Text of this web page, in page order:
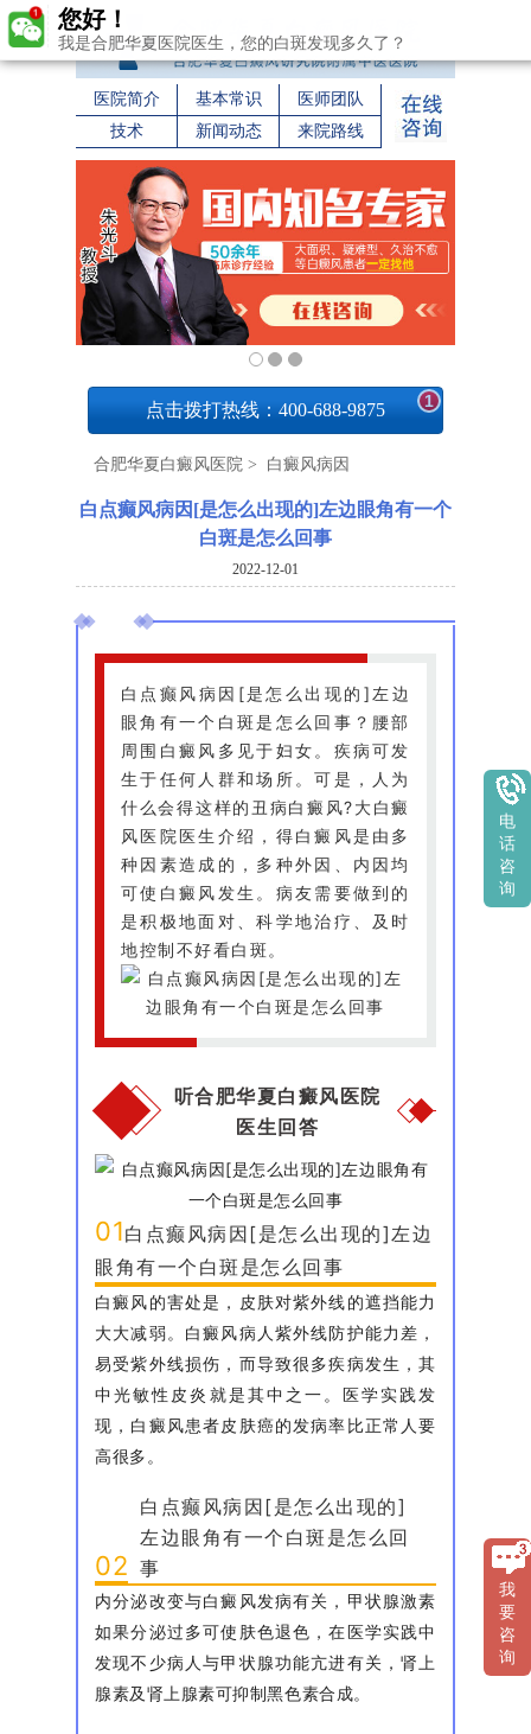
医院简介 基本常识
医师团队
技术
新闻动态 来院路线
点击拨打热线：400-688-9875 1
合肥华夏白癜风医院 > 白癜风病因
白点癫风病因[是怎么出现的]左边眼角有一个
白斑是怎么回事
2022-12-01
白点癫风病因[是怎么出现的]左边
眼角有一个白斑是怎么回事？腰部
周围白癜风多见于妇女。疾病可发
生于任何人群和场所。可是，人为
什么会得这样的丑病白癜风?大白癜
风医院医生介绍，得白癜风是由多
种因素造成的，多种外因、内因均
可使白癜风发生。病友需要做到的
是积极地面对、科学地治疗、及时
地控制不好看白斑。
听合肥华夏白癜风医院
医生回答
01白点癫风病因[是怎么出现的]左边
眼角有一个白斑是怎么回事
白癜风的害处是，皮肤对紫外线的遮挡能力
大大减弱。白癜风病人紫外线防护能力差，
易受紫外线损伤，而导致很多疾病发生，其
中光敏性皮炎就是其中之一。医学实践发
现，白癜风患者皮肤癌的发病率比正常人要
高很多。
02
白点癫风病因[是怎么出现的]
左边眼角有一个白斑是怎么回
事
内分泌改变与白癜风发病有关，甲状腺激素
如果分泌过多可使肤色退色，在医学实践中
发现不少病人与甲状腺功能亢进有关，肾上
腺素及肾上腺素可抑制黑色素合成。
您好！
我是合肥华夏医院医生，您的白斑发现多久了？
我
要
咨
询
电
话
咨
询